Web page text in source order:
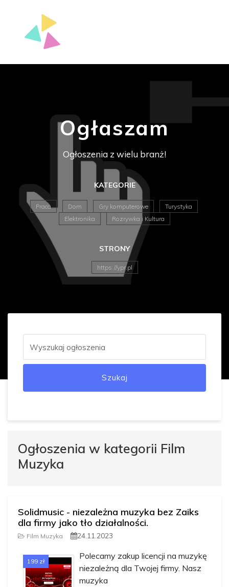
Ogłaszam
Ogłoszenia z wielu branż!
KATEGORIE
Praca Dom Gry komputerowe
Turystyka
Elektronika
Rozrywka i Kultura
STRONY
https://ypr.pl
Szukaj
Ogłoszenia w kategorii Film
Muzyka
Solidmusic - niezależna muzyka bez Zaiks
dla firmy jako tło działalności.
Film Muzyka 24.11.2023
199 zł
Polecamy zakup licencji na muzykę
niezależną dla Twojej firmy. Nasz
muzyka